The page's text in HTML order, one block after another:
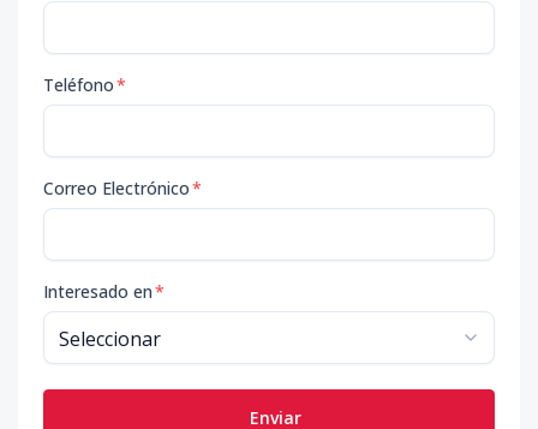
Teléfono*
Correo Electrónico*
Interesado en*
Enviar